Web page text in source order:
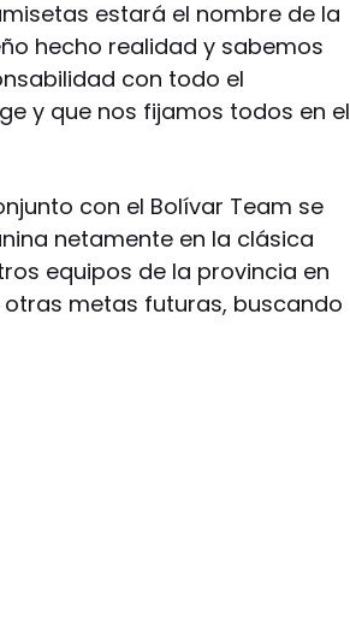
estará el nombre de la
hecho realidad y sabemos
con todo el
y que nos fijamos todos en el
con el Bolívar Team se
netamente en la clásica
equipos de la provincia en
metas futuras, buscando